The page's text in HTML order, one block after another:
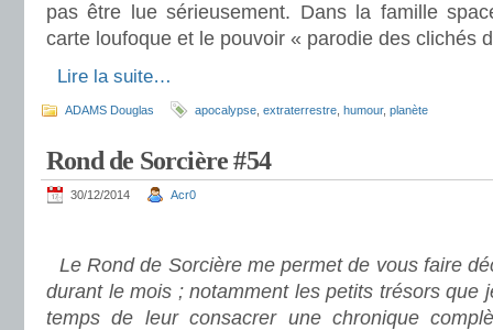
pas être lue sérieusement. Dans la famille
carte loufoque et le pouvoir « parodie des clichés
Lire la suite…
ADAMS Douglas apocalypse extraterrestre humour, planète
Rond de Sorcière #54
30/12/2014 Acr0
Le Rond de Sorcière me permet de vous faire
durant le mois ; notamment les petits trésors que
temps de leur consacrer une chronique